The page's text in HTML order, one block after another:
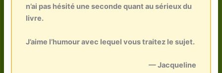
n’ai pas hésité une seconde quant au sérieux du
livre.
J’aime l’humour avec lequel vous traitez le sujet.
— Jacqueline